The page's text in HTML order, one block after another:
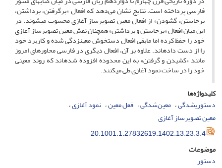
فارسی پرداخته است. نتایج نشان می‌‌دهد که افعال «برگرفتن، برداشتن،
برخاستن، گشودن» از افعال معین تصویرساز آغازی محسوب می‏شوند. در
این میان افعال «برخاستن و برداشتن» همچنان نقش معین تصویرساز آغازی
خود را حفظ کرده اما مابقی افعال دستخوش معین‏زدگی شده‏ و کاربرد خود
را از دست داده‏اند. علاوه بر آن، افعال دیگری در فارسی محاوره‏ای امروز
مانند «کشیدن و گرفتن» به این محدوده افزوده شده‏اند که روند معینی
خود را در ساخت نمود آغازی طی می‏کنند.
کلیدواژه‌ها
دستوری‎شدگی
معین‌شدگی فعل ‌معین نمود آغازی
معین تصویرساز آغازی
20.1001.1.27832619.1402.13.23.3.4
موضوعات
دستور